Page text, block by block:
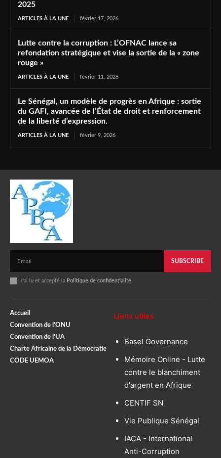
2025
ARTICLES À LA UNE février 17, 2026
Lutte contre la corruption : L’OFNAC lance sa
refondation stratégique et vise la sortie de la « zone
rouge »
ARTICLES À LA UNE février 11, 2026
Le Sénégal, un modèle de progrès en Afrique : sortie
du GAFI, avancée de l’État de droit et renforcement
de la liberté d’expression.
ARTICLES À LA UNE février 9, 2026
SUBSCRIBE
J'ai lu et accepté la Politique de confidentialité
Accueil
Convention de l’ONU
Convention de l’UA
Charte Africaine de la Démocratie
CODE UEMOA
Liens utiles
Basel Governance
Mémoire Online - Lutte
contre le blanchiment
d'argent en Afrique
CENTIF SN
Vie Publique Sénégal
IACA - International
Anti-Corruption